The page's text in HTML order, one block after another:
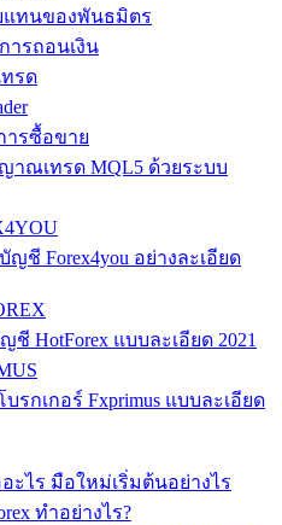
แทนของพันธมิตร
ารถอนเงิน
ทรด
รซื้อขาย
ณเทรด MQL5 ด้วยระบบ
ญชี Forex4you อย่างละเอียด
ชี HotForex แบบละเอียด 2021
รกเกอร์ Fxprimus แบบละเอียด
ะไร มือใหม่เริ่มต้นอย่างไร
ทำอย่างไร?